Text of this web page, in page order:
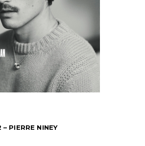
PIERRE NINEY